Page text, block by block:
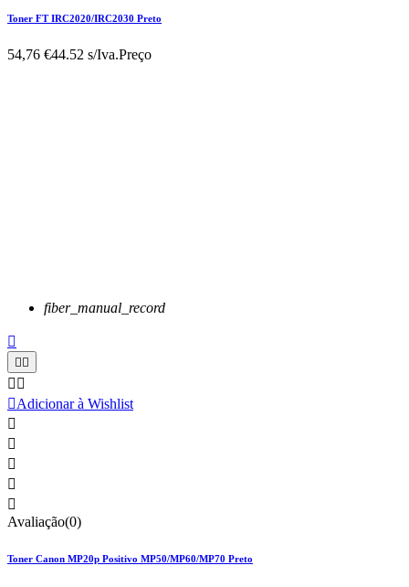
Toner FT IRC2020/IRC2030 Preto
54,76 €44.52 s/Iva.Preço
fiber_manual_record

 
 
Adicionar à Wishlist





Avaliação(0)
Toner Canon MP20p Positivo MP50/MP60/MP70 Preto